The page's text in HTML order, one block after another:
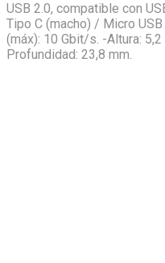
USB 2.0, compatible con
Tipo C (macho) / Micro
(máx): 10 Gbit/s. -Altura:
Profundidad: 23,8 mm.